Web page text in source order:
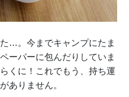
…。今までキャンプにたま
ーパーに包んだりしていま
くに！これでもう、持ち運
ありません。